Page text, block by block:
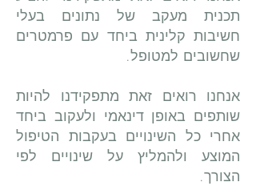
תכנית מעקב של נתונים בעלי
חשיבות קלינית ביחד עם פרמטרים
שחשובים למטופל.
אנחנו רואים זאת מתפקידנו להיות
שותפים באופן דינאמי ולעקוב ביחד
אחרי כל השינויים בעקבות הטיפול
המוצע ולהמליץ על שינויים לפי
הצורך.